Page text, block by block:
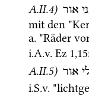
A.II.4) אור
mit den
a. "Räder
i.A.v. Ez 1,15
A.II.5) אור
i.S.v.